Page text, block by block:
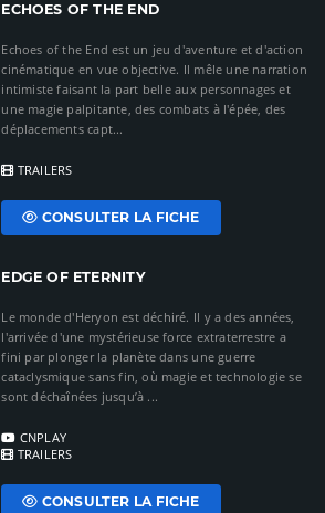
ECHOES OF THE END
Echoes of the End est un jeu d'aventure et d'action
cinématique en vue objective. Il mêle une narration
intimiste faisant la part belle aux personnages et
une magie palpitante, des combats à l'épée, des
déplacements capt...
TRAILERS
CONSULTER LA FICHE
EDGE OF ETERNITY
Le monde d'Heryon est déchiré. Il y a des années,
l'arrivée d'une mystérieuse force extraterrestre a
fini par plonger la planète dans une guerre
cataclysmique sans fin, où magie et technologie se
sont déchaînées jusqu’à ...
CNPLAY
TRAILERS
CONSULTER LA FICHE